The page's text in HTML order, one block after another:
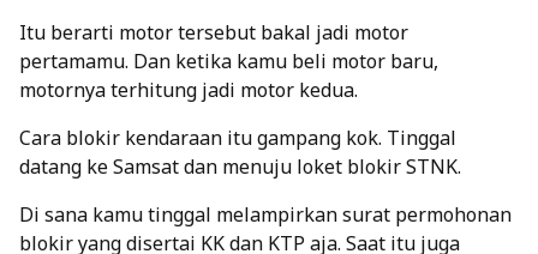
Itu berarti motor tersebut bakal jadi motor
pertamamu. Dan ketika kamu beli motor baru,
motornya terhitung jadi motor kedua.
Cara blokir kendaraan itu gampang kok. Tinggal
datang ke Samsat dan menuju loket blokir STNK.
Di sana kamu tinggal melampirkan surat permohonan
blokir yang disertai KK dan KTP aja. Saat itu juga